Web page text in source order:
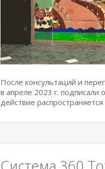
После консультаций и
в апреле 2023 г. подписали
действие